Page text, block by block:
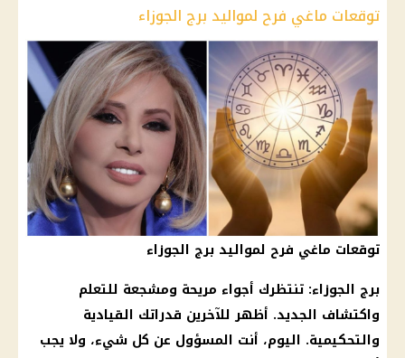
توقعات ماغي فرح لمواليد برج الجوزاء
توقعات ماغي فرح لمواليد برج الجوزاء
برج الجوزاء: تنتظرك أجواء مريحة ومشجعة للتعلم
واكتشاف الجديد. أظهر للآخرين قدراتك القيادية
والتحكيمية. اليوم، أنت المسؤول عن كل شيء، ولا يجب